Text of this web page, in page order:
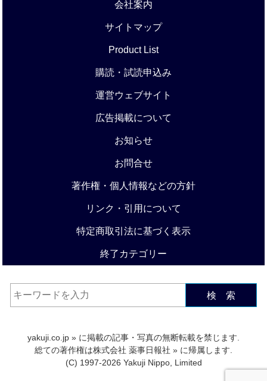
会社案内
サイトマップ
Product List
購読・試読申込み
運営ウェブサイト
広告掲載について
お知らせ
お問合せ
著作権・個人情報などの方針
リンク・引用について
特定商取引法に基づく表示
終了カテゴリー
検 索
yakuji.co.jp » に掲載の記事・写真の無断転載を禁じます.
総ての著作権は株式会社 薬事日報社 » に帰属します.
(C) 1997-2026 Yakuji Nippo, Limited